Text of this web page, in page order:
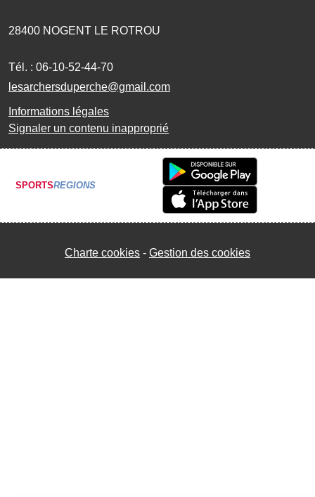
28400 NOGENT LE ROTROU
Tél. : 06-10-52-44-70
lesarchersduperche@gmail.com
Informations légales
Signaler un contenu inapproprié
SPORTSREGIONS
Charte cookies Gestion des cookies